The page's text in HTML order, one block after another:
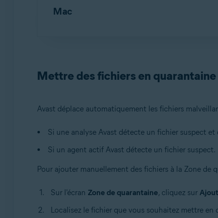
Ouvrir la Zone de quarantaine.
Mac
Nouvel Avast One
Ouvrez Avast One et
quarantaine.
Mettre des fichiers en quarantaine
Avast déplace automatiquement les fichiers
Si une analyse Avast détecte un fichier suspect
Si un agent actif Avast détecte un fichier suspect.
Pour ajouter manuellement des fichiers à la Zone de
Sur l'écran Zone de quarantaine, cliquez sur
Localisez le fichier que vous souhaitez mettre en